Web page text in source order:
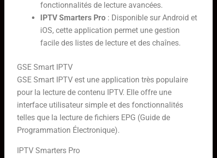
fonctionnalités de lecture avancées.
IPTV Smarters Pro: Disponible sur Android et
iOS, cette application permet une gestion
facile des listes de lecture et des chaînes.
GSE Smart IPTV
GSE Smart IPTV est une application très populaire
pour la lecture de contenu IPTV. Elle offre une
interface utilisateur simple et des fonctionnalités
telles que la lecture de fichiers EPG (Guide de
Programmation Électronique).
IPTV Smarters Pro